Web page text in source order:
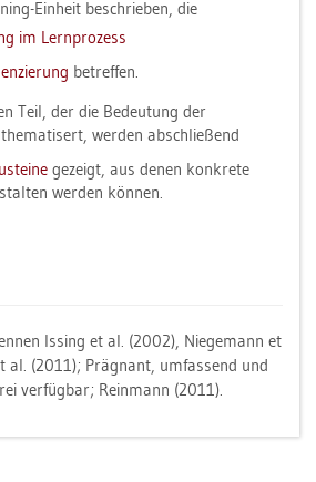
Ein­heit be­schrie­ben, die
im Lern­pro­zess
be­tref­fen.
Teil, der die Be­deu­tung der
the­ma­ti­sert, wer­den ab­schlie­ßend
ge­zeigt, aus denen kon­kre­te
wer­den kön­nen.
Is­sing et al. (2002), Nie­ge­mann et
al. (2011); Prä­gnant, um­fas­send und
ver­füg­bar; Rein­mann (2011).